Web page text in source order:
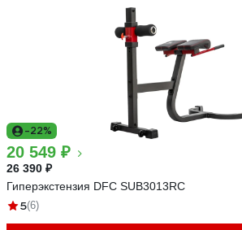
-22%
20 549 ₽
26 390 ₽
Гиперэкстензия DFC SUB3013RC
5(6)